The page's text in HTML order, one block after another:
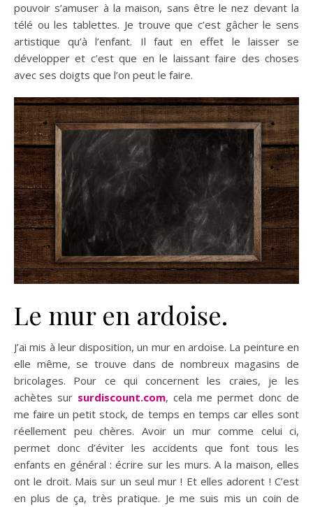
pouvoir s’amuser à la maison, sans être le nez devant la
télé ou les tablettes. Je trouve que c’est gâcher le sens
artistique qu’à l’enfant. Il faut en effet le laisser se
développer et c’est que en le laissant faire des choses
avec ses doigts que l’on peut le faire.
Le mur en ardoise.
J’ai mis à leur disposition, un mur en ardoise. La peinture en
elle même, se trouve dans de nombreux magasins de
bricolages. Pour ce qui concernent les craies, je les
achètes sur surdiscount.com, cela me permet donc de
me faire un petit stock, de temps en temps car elles sont
réellement peu chères. Avoir un mur comme celui ci,
permet donc d’éviter les accidents que font tous les
enfants en général : écrire sur les murs. A la maison, elles
ont le droit. Mais sur un seul mur ! Et elles adorent ! C’est
en plus de ça, très pratique. Je me suis mis un coin de